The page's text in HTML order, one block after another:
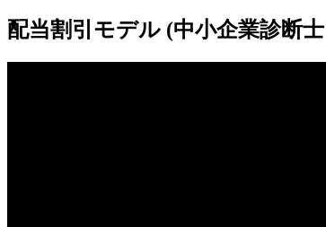
配当割引モデル (中小企業診